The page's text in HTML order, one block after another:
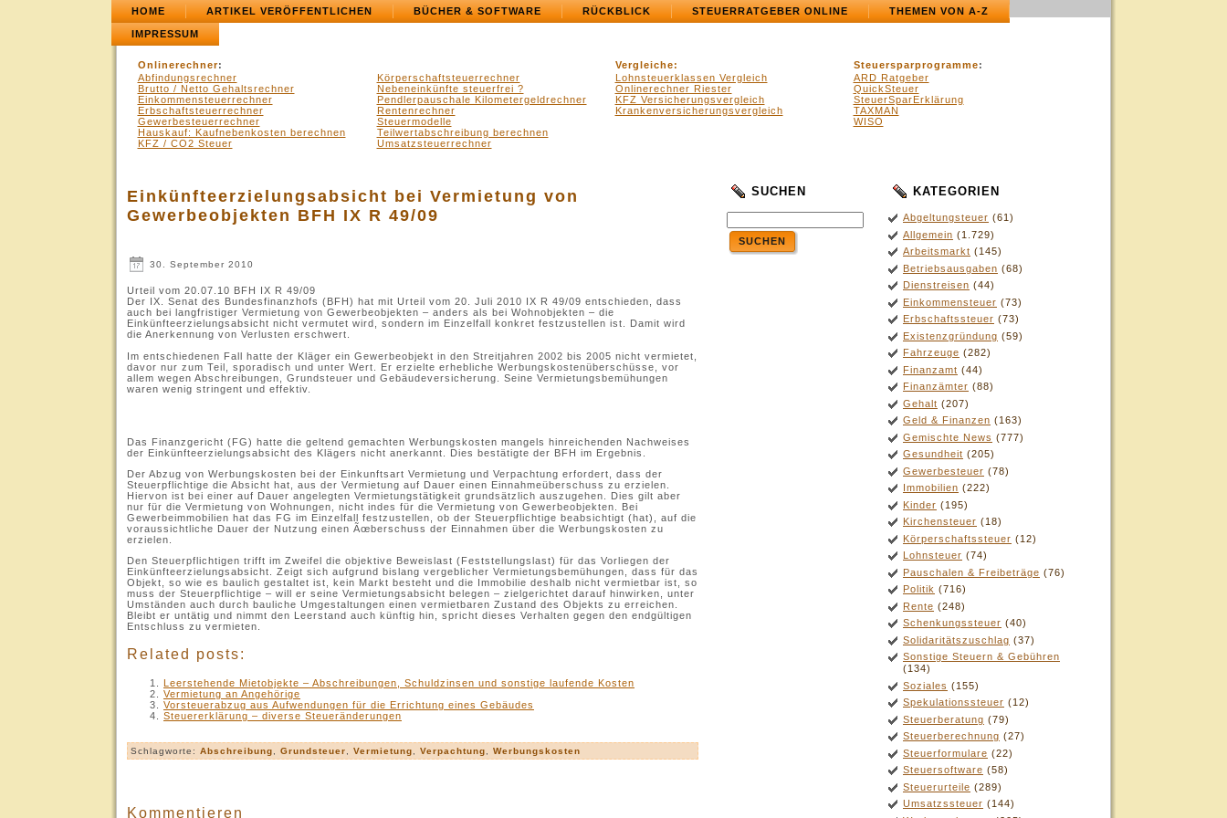
HOME ARTIKEL VERÖFFENTLICHEN BÜCHER & SOFTWARE RÜCKBLICK STEUERRATGEBER ONLINE THEMEN VON A-Z
IMPRESSUM
Onlinerechner: Vergleiche: Steuersparprogramme:
Abfindungsrechner
Brutto / Netto Gehaltsrechner
Einkommensteuerrechner
Erbschaftsteuerrechner
Gewerbesteuerrechner
Hauskauf: Kaufnebenkosten berechnen
KFZ / CO2 Steuer
Körperschaftsteuerrechner
Nebeneinkünfte steuerfrei ?
Pendlerpauschale Kilometergeldrechner
Rentenrechner
Steuermodelle
Teilwertabschreibung berechnen
Umsatzsteuerrechner
Lohnsteuerklassen Vergleich
Onlinerechner Riester
KFZ Versicherungsvergleich
Krankenversicherungsvergleich
ARD Ratgeber
QuickSteuer
SteuerSparErklärung
TAXMAN
WISO
Einkünfteerzielungsabsicht bei Vermietung von
Gewerbeobjekten BFH IX R 49/09
30. September 2010
Urteil vom 20.07.10 BFH IX R 49/09
Der IX. Senat des Bundesfinanzhofs (BFH) hat mit Urteil vom 20. Juli 2010 IX R 49/09 entschieden, dass
auch bei langfristiger Vermietung von Gewerbeobjekten – anders als bei Wohnobjekten – die
Einkünfteerzielungsabsicht nicht vermutet wird, sondern im Einzelfall konkret festzustellen ist. Damit wird
die Anerkennung von Verlusten erschwert.
Im entschiedenen Fall hatte der Kläger ein Gewerbeobjekt in den Streitjahren 2002 bis 2005 nicht vermietet,
davor nur zum Teil, sporadisch und unter Wert. Er erzielte erhebliche Werbungskostenüberschüsse, vor
allem wegen Abschreibungen, Grundsteuer und Gebäudeversicherung. Seine Vermietungsbemühungen
waren wenig stringent und effektiv.
Das Finanzgericht (FG) hatte die geltend gemachten Werbungskosten mangels hinreichenden Nachweises
der Einkünfteerzielungsabsicht des Klägers nicht anerkannt. Dies bestätigte der BFH im Ergebnis.
Der Abzug von Werbungskosten bei der Einkunftsart Vermietung und Verpachtung erfordert, dass der
Steuerpflichtige die Absicht hat, aus der Vermietung auf Dauer einen Einnahmeüberschuss zu erzielen.
Hiervon ist bei einer auf Dauer angelegten Vermietungstätigkeit grundsätzlich auszugehen. Dies gilt aber
nur für die Vermietung von Wohnungen, nicht indes für die Vermietung von Gewerbeobjekten. Bei
Gewerbeimmobilien hat das FG im Einzelfall festzustellen, ob der Steuerpflichtige beabsichtigt (hat), auf die
voraussichtliche Dauer der Nutzung einen Ãœberschuss der Einnahmen über die Werbungskosten zu
erzielen.
Den Steuerpflichtigen trifft im Zweifel die objektive Beweislast (Feststellungslast) für das Vorliegen der
Einkünfteerzielungsabsicht. Zeigt sich aufgrund bislang vergeblicher Vermietungsbemühungen, dass für das
Objekt, so wie es baulich gestaltet ist, kein Markt besteht und die Immobilie deshalb nicht vermietbar ist, so
muss der Steuerpflichtige – will er seine Vermietungsabsicht belegen – zielgerichtet darauf hinwirken, unter
Umständen auch durch bauliche Umgestaltungen einen vermietbaren Zustand des Objekts zu erreichen.
Bleibt er untätig und nimmt den Leerstand auch künftig hin, spricht dieses Verhalten gegen den endgültigen
Entschluss zu vermieten.
Related posts:
Leerstehende Mietobjekte – Abschreibungen, Schuldzinsen und sonstige laufende Kosten
Vermietung an Angehörige
Vorsteuerabzug aus Aufwendungen für die Errichtung eines Gebäudes
Steuererklärung – diverse Steueränderungen
Schlagworte: Abschreibung Grundsteuer Vermietung Verpachtung Werbungskosten
Kommentieren
SUCHEN
SUCHEN
KATEGORIEN
Abgeltungsteuer (61)
Allgemein (1.729)
Arbeitsmarkt (145)
Betriebsausgaben (68)
Dienstreisen (44)
Einkommensteuer (73)
Erbschaftssteuer (73)
Existenzgründung (59)
Fahrzeuge (282)
Finanzamt (44)
Finanzämter (88)
Gehalt (207)
Geld & Finanzen (163)
Gemischte News (777)
Gesundheit (205)
Gewerbesteuer (78)
Immobilien (222)
Kinder (195)
Kirchensteuer (18)
Körperschaftssteuer (12)
Lohnsteuer (74)
Pauschalen & Freibeträge (76)
Politik (716)
Rente (248)
Schenkungssteuer (40)
Solidaritätszuschlag (37)
Sonstige Steuern & Gebühren
(134)
Soziales (155)
Spekulationssteuer (12)
Steuerberatung (79)
Steuerberechnung (27)
Steuerformulare (22)
Steuersoftware (58)
Steuerurteile (289)
Umsatzssteuer (144)